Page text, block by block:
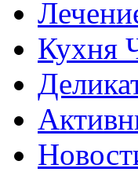
Кухня